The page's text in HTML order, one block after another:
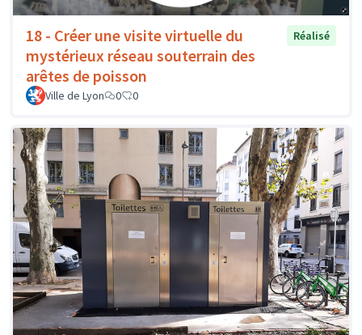
18 - Créer une visite virtuelle du
mystérieux réseau souterrain des
arêtes de poisson
Réalisé
Ville de Lyon 0 0